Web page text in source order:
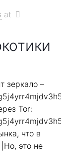
at
зеркало –
Tor:
что в
это не